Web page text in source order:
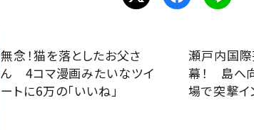
無念！猫を落としたお父さ
ん 4コマ漫画みたいなツイ
ートに6万の「いいね」
瀬戸内国
幕！ 島へ
場で突撃イ